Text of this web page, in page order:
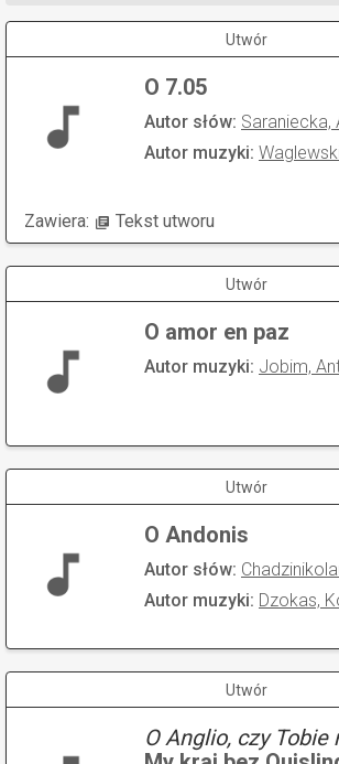
Utwór
O 7.05
Autor słów: Saraniecka,
Autor muzyki:
Zawiera: Tekst utworu
Utwór
O amor en paz
Autor muzyki: Jobim,
Utwór
O Andonis
Autor słów:
Autor muzyki: Dzokas,
Utwór
O Anglio, czy Tobie